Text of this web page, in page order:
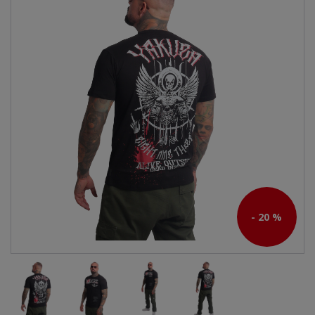
- 20 %